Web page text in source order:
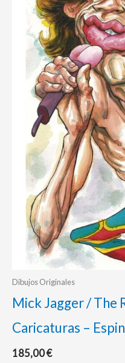
Dibujos Originales
Mick Jagger / The
Caricaturas –
185,00€